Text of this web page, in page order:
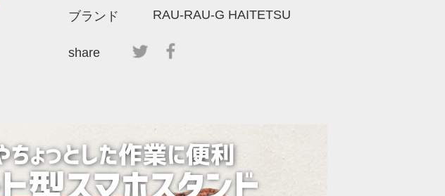
ブランド RAU-RAU-G HAITETSU
share